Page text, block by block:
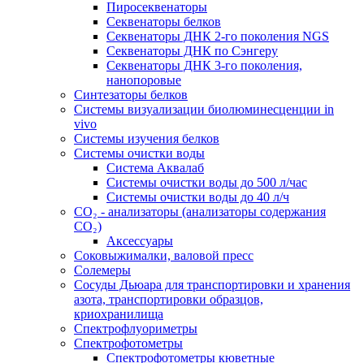
Пиросеквенаторы
Секвенаторы белков
Секвенаторы ДНК 2-го поколения NGS
Секвенаторы ДНК по Сэнгеру
Секвенаторы ДНК 3-го поколения,
нанопоровые
Синтезаторы белков
Системы визуализации биолюминесценции in
vivo
Системы изучения белков
Системы очистки воды
Система Аквалаб
Системы очистки воды до 500 л/час
Системы очистки воды до 40 л/ч
СО₂ - анализаторы (анализаторы содержания
СО₂)
Аксессуары
Соковыжималки, валовой пресс
Солемеры
Сосуды Дьюара для транспортировки и хранения
азота, транспортировки образцов,
криохранилища
Спектрофлуориметры
Спектрофотометры
Спектрофотометры кюветные